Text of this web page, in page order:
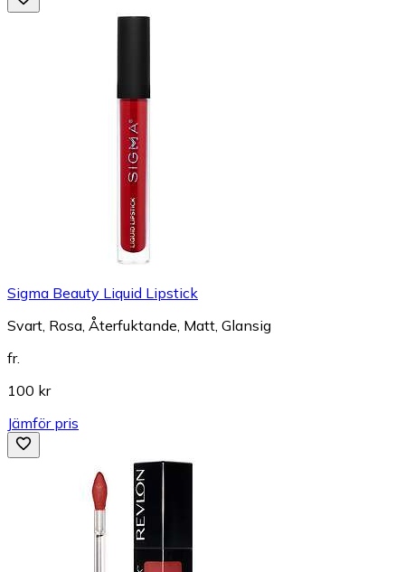
Sigma Beauty Liquid Lipstick
Svart, Rosa, Återfuktande, Matt, Glansig
fr.
100 kr
Jämför pris